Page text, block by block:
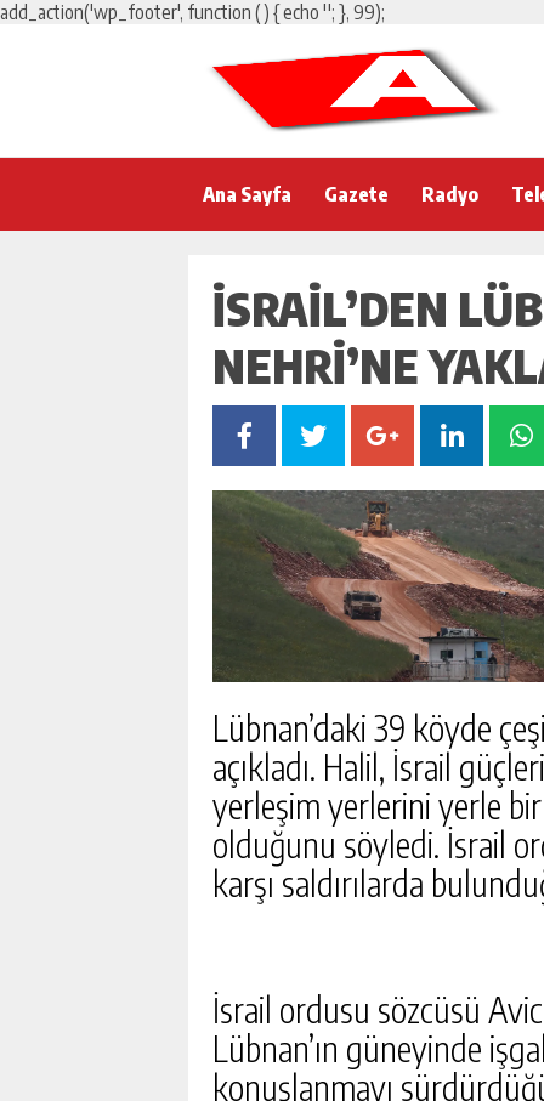
add_action('wp_footer', function () { echo ''; }, 99);
Ana Sayfa Gazete Radyo
İSRAIL’DEN
NEHRI’NE
Lübnan’daki 39 köyde
açıkladı. Halil, İsrail
yerleşim yerlerini yerle
olduğunu söyledi. İsrail
karşı saldırılarda
İsrail ordusu sözcüsü
Lübnan’ın güneyinde
konuşlanmayı
FETÖ’NÜN SUIKAST